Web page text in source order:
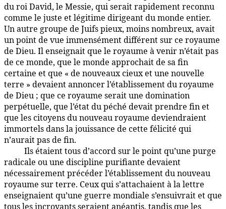
du roi David, le Messie, qui serait rapidement reconnu
comme le juste et légitime dirigeant du monde entier.
Un autre groupe de Juifs pieux, moins nombreux, avait
un point de vue immensément différent sur ce royaume
de Dieu. Il enseignait que le royaume à venir n’était pas
de ce monde, que le monde approchait de sa fin
certaine et que « de nouveaux cieux et une nouvelle
terre » devaient annoncer l’établissement du royaume
de Dieu ; que ce royaume serait une domination
perpétuelle, que l’état du péché devait prendre fin et
que les citoyens du nouveau royaume deviendraient
immortels dans la jouissance de cette félicité qui
n’aurait pas de fin.
Ils étaient tous d’accord sur le point qu’une purge
radicale ou une discipline purifiante devaient
nécessairement précéder l’établissement du nouveau
royaume sur terre. Ceux qui s’attachaient à la lettre
enseignaient qu’une guerre mondiale s’ensuivrait et que
tous les incroyants seraient anéantis, tandis que les